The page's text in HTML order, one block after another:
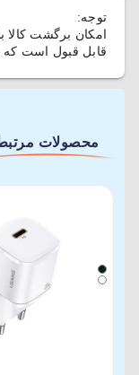
توجه:
امکان برگشت کالا
قابل قبول است که
محصولات